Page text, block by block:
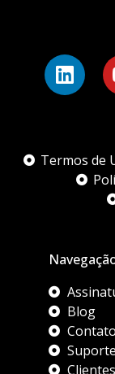
Termos de
Blog
Contato
Suporte
Clientes